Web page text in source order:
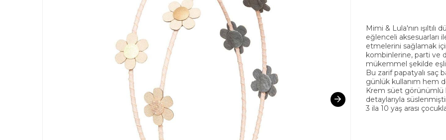
Mimi & Lula'nın ışıltılı
eğlenceli aksesuarları
etmelerini sağlamak
kombinlerine, parti ve
mükemmel şekilde
Bu zarif papatyalı saç
günlük kullanım hem
Krem süet görünümlü
detaylarıyla
3 ila 10 yaş arası